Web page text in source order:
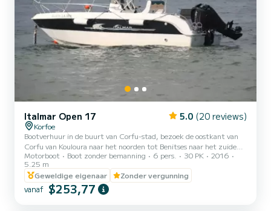
Italmar Open 17 5.0 (20 reviews)
Korfoe
Bootverhuur in de buurt van Corfu-stad, bezoek de oostkant van
Corfu van Kouloura naar het noorden tot Benitses naar het zuiden.
Wees een kapitein voor een dag.
Motorboot Boot zonder bemanning 6 pers. 30 PK
2016
5.25 m
Geweldige eigenaar
Zonder vergunning
vanaf $253,77